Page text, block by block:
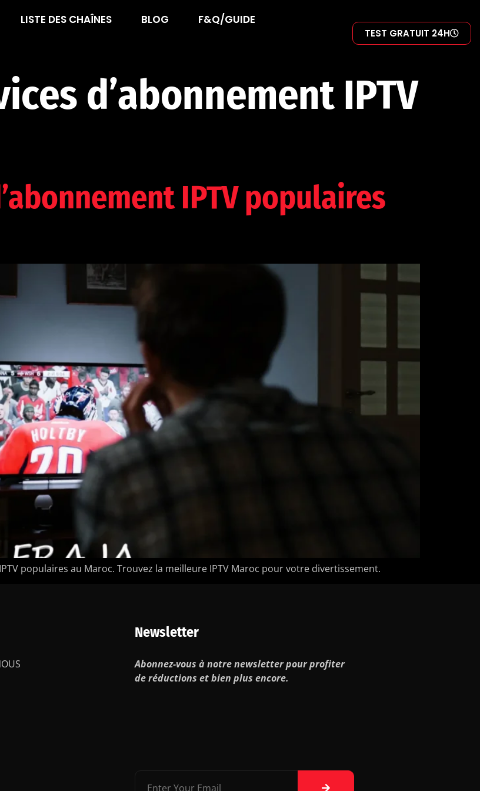
LISTE DES CHAÎNES BLOG
F&Q/GUIDE
TEST GRATUIT 24H
d’abonnement IPTV
IPTV populaires
populaires au Maroc. Trouvez la meilleure IPTV Maroc pour votre divertissement.
Newsletter
Abonnez-vous à notre newsletter pour profiter
de réductions et bien plus encore.